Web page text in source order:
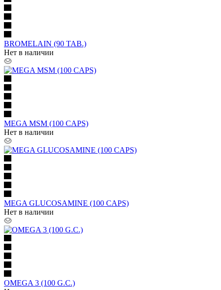
BROMELAIN (90 TAB.)
Нет в наличии
MEGA MSM (100 CAPS)
Нет в наличии
MEGA GLUCOSAMINE (100 CAPS)
Нет в наличии
OMEGA 3 (100 G.C.)